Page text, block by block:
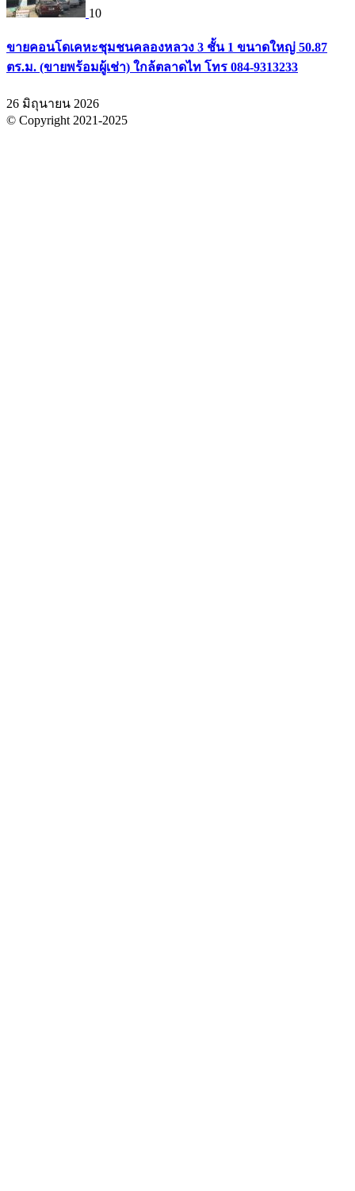
10
ขายคอนโดเคหะชุมชนคลองหลวง 3 ชั้น 1 ขนาดใหญ่ 50.87
ตร.ม. (ขายพร้อมผู้เช่า) ใกล้ตลาดไท โทร 084-9313233
26 มิถุนายน 2026
© Copyright 2021-2025